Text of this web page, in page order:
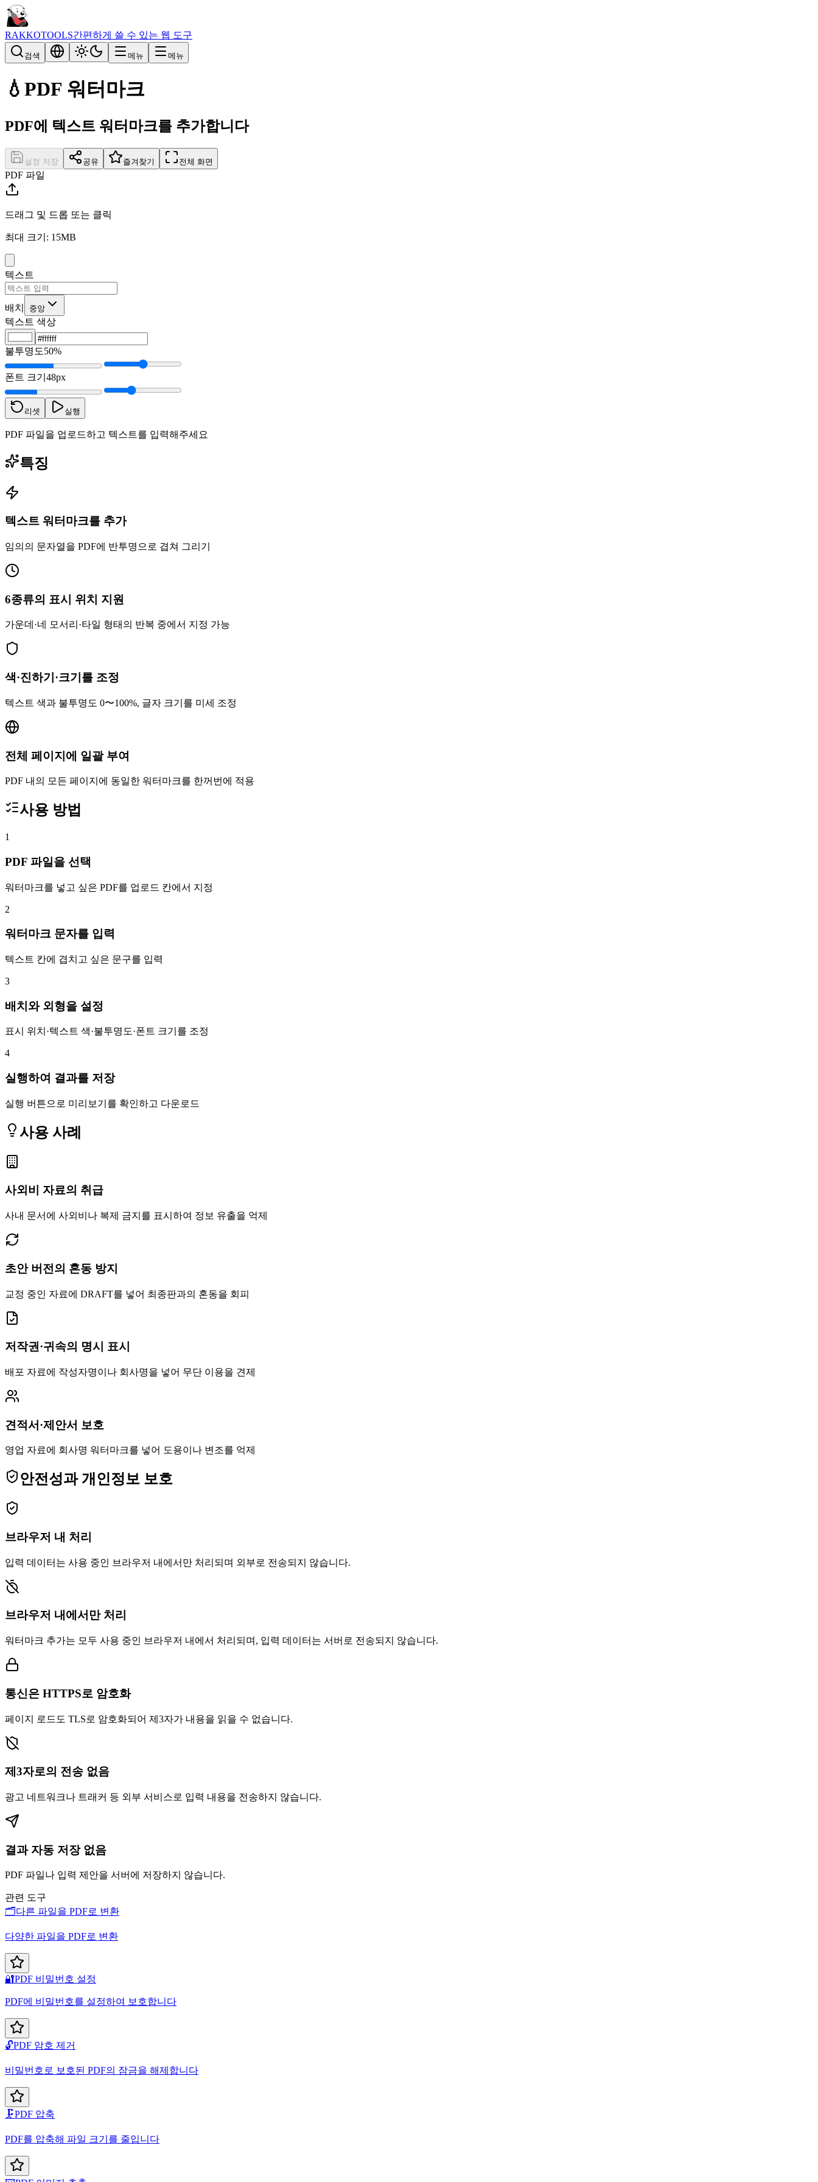
RAKKOTOOLS간편하게 쓸 수 있는 웹 도구
검색 메뉴 메뉴
💧 PDF 워터마크
PDF에 텍스트 워터마크를 추가합니다
설정 저장 공유 즐겨찾기 전체 화면
PDF 파일
드래그 및 드롭 또는 클릭
최대 크기: 15MB
텍스트
배치 중앙
텍스트 색상
불투명도50%
폰트 크기 48px
리셋 실행
PDF 파일을 업로드하고 텍스트를 입력해주세요
특징
텍스트 워터마크를 추가
임의의 문자열을 PDF에 반투명으로 겹쳐 그리기
6종류의 표시 위치 지원
가운데·네 모서리·타일 형태의 반복 중에서 지정 가능
색·진하기·크기를 조정
텍스트 색과 불투명도 0〜100%, 글자 크기를 미세 조정
전체 페이지에 일괄 부여
PDF 내의 모든 페이지에 동일한 워터마크를 한꺼번에 적용
사용 방법
1
PDF 파일을 선택
워터마크를 넣고 싶은 PDF를 업로드 칸에서 지정
2
워터마크 문자를 입력
텍스트 칸에 겹치고 싶은 문구를 입력
3
배치와 외형을 설정
표시 위치·텍스트 색·불투명도·폰트 크기를 조정
4
실행하여 결과를 저장
실행 버튼으로 미리보기를 확인하고 다운로드
사용 사례
사외비 자료의 취급
사내 문서에 사외비나 복제 금지를 표시하여 정보 유출을 억제
초안 버전의 혼동 방지
교정 중인 자료에 DRAFT를 넣어 최종판과의 혼동을 회피
저작권·귀속의 명시 표시
배포 자료에 작성자명이나 회사명을 넣어 무단 이용을 견제
견적서·제안서 보호
영업 자료에 회사명 워터마크를 넣어 도용이나 변조를 억제
안전성과 개인정보 보호
브라우저 내 처리
입력 데이터는 사용 중인 브라우저 내에서만 처리되며 외부로 전송되지 않습니다.
브라우저 내에서만 처리
워터마크 추가는 모두 사용 중인 브라우저 내에서 처리되며, 입력 데이터는 서버로 전송되지 않습니다.
통신은 HTTPS로 암호화
페이지 로드도 TLS로 암호화되어 제3자가 내용을 읽을 수 없습니다.
제3자로의 전송 없음
광고 네트워크나 트래커 등 외부 서비스로 입력 내용을 전송하지 않습니다.
결과 자동 저장 없음
PDF 파일나 입력 제안을 서버에 저장하지 않습니다.
관련 도구
🗂️다른 파일을 PDF로 변환
다양한 파일을 PDF로 변환
🔐PDF 비밀번호 설정
PDF에 비밀번호를 설정하여 보호합니다
🔓PDF 암호 제거
비밀번호로 보호된 PDF의 잠금을 해제합니다
🗜️PDF 압축
PDF를 압축해 파일 크기를 줄입니다